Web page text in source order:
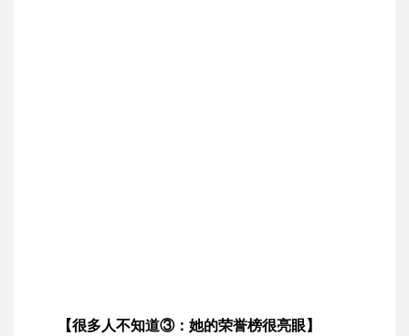
【很多人不知道③：她的荣誉榜很亮眼】